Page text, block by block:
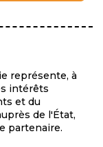
représente, à
intérêts
et du
de l'État,
partenaire.